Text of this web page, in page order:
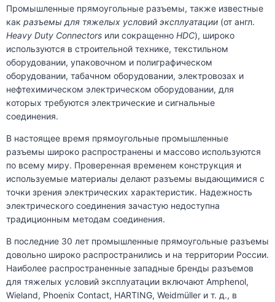
Промышленные прямоугольные разъемы, также известные
как разъемы для тяжелых условий эксплуатации (от англ.
Heavy Duty Connectors или сокращенно HDC), широко
используются в строительной технике, текстильном
оборудовании, упаковочном и полиграфическом
оборудовании, табачном оборудовании, электровозах и
нефтехимическом электрическом оборудовании, для
которых требуются электрические и сигнальные
соединения.
В настоящее время прямоугольные промышленные
разъемы широко распространены и массово используются
по всему миру. Проверенная временем конструкция и
используемые материалы делают разъемы выдающимися с
точки зрения электрических характеристик. Надежность
электрического соединения зачастую недоступна
традиционным методам соединения.
В последние 30 лет промышленные прямоугольные разъемы
довольно широко распространились и на территории России.
Наиболее распространенные западные бренды разъемов
для тяжелых условий эксплуатации включают Amphenol,
Wieland, Phoenix Contact, HARTING, Weidmüller и т. д., в